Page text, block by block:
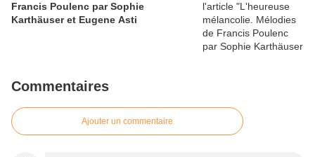
Francis Poulenc par Sophie
Karthäuser et Eugene Asti
Commentaires
Ajouter un commentaire